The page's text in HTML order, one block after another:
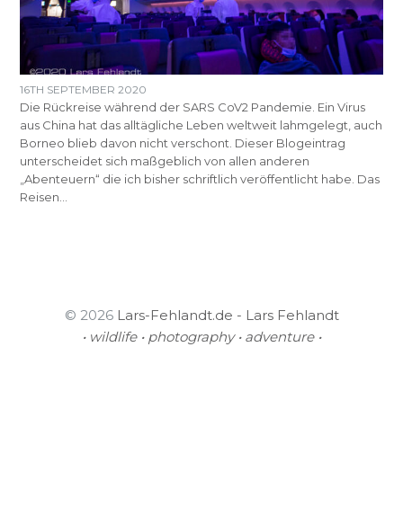
16TH SEPTEMBER 2020
Die Rückreise während der SARS CoV2 Pandemie. Ein Virus
aus China hat das alltägliche Leben weltweit lahmgelegt, auch
Borneo blieb davon nicht verschont. Dieser Blogeintrag
unterscheidet sich maßgeblich von allen anderen
„Abenteuern“ die ich bisher schriftlich veröffentlicht habe. Das
Reisen…
© 2026 Lars-Fehlandt.de - Lars Fehlandt
• wildlife • photography • adventure •